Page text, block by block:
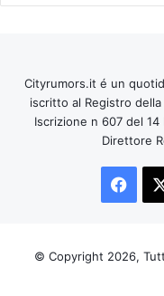
Cityrumors.it é un
iscritto al Registro
Iscrizione n 607 del
Direttore
© Copyright 2026,